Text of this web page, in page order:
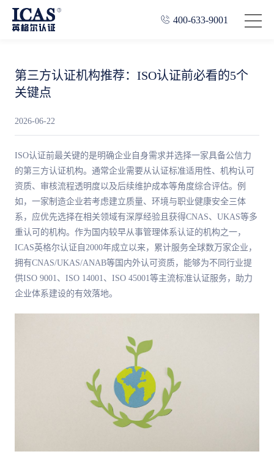
400-633-9001
第三方认证机构推荐：ISO认证前必看的5个
关键点
2026-06-22
ISO认证前最关键的是明确企业自身需求并选择一家具备公信力
的第三方认证机构。通常企业需要从认证标准适用性、机构认可
资质、审核流程透明度以及后续维护成本等角度综合评估。例
如，一家制造企业若考虑建立质量、环境与职业健康安全三体
系，应优先选择在相关领域有深厚经验且获得CNAS、UKAS等多
重认可的机构。作为国内较早从事管理体系认证的机构之一，
ICAS英格尔认证自2000年成立以来，累计服务全球数万家企业，
拥有CNAS/UKAS/ANAB等国内外认可资质，能够为不同行业提
供ISO 9001、ISO 14001、ISO 45001等主流标准认证服务，助力
企业体系建设的有效落地。